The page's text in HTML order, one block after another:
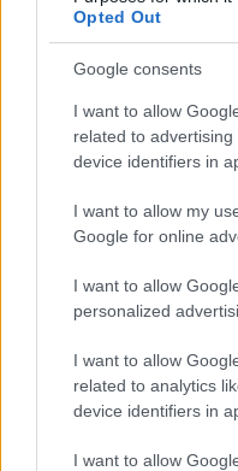
Opted Out
Google consents
I want to allow
related to
device identifiers in
I want to allow my
Google for online
I want to allow
personalized
I want to allow
related to analytics
device identifiers in
I want to allow
Címlapfotó:Svitlana